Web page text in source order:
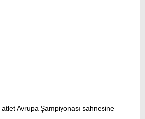
Avrupa Şampiyonası sahnesine